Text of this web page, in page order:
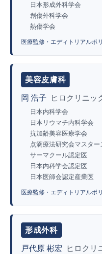
日本形成外科学会
創傷外科学会
熱傷学会
医療監修・エディトリアルポ
美容皮膚科
岡 浩子 ヒロクリニッ
日本内科学会
日本リウマチ内科学会
抗加齢美容医療学会
点滴療法研究会マスター
サーマクール認定医
日本内科学会認定医
日本医師会認定産業医
医療監修・エディトリアルポ
形成外科
戸代原 彬宏
ヒロクリ